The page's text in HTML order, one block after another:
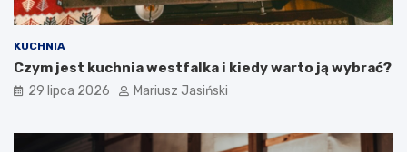
KUCHNIA
Czym jest kuchnia westfalka i kiedy warto ją wybrać?
29 lipca 2026 Mariusz Jasiński